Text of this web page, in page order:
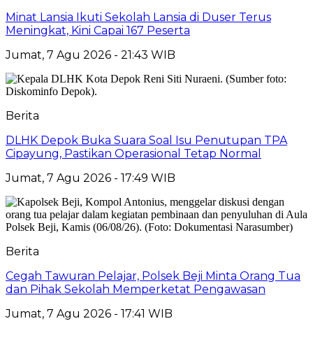
Minat Lansia Ikuti Sekolah Lansia di Duser Terus
Meningkat, Kini Capai 167 Peserta
Jumat, 7 Agu 2026 - 21:43 WIB
Berita
DLHK Depok Buka Suara Soal Isu Penutupan TPA
Cipayung, Pastikan Operasional Tetap Normal
Jumat, 7 Agu 2026 - 17:49 WIB
Berita
Cegah Tawuran Pelajar, Polsek Beji Minta Orang Tua
dan Pihak Sekolah Memperketat Pengawasan
Jumat, 7 Agu 2026 - 17:41 WIB